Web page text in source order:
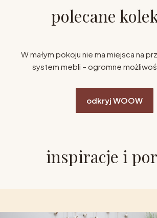
polecane
W małym pokoju nie ma miejsca na
system mebli – ogromne
odkryj WOOW
inspiracje i